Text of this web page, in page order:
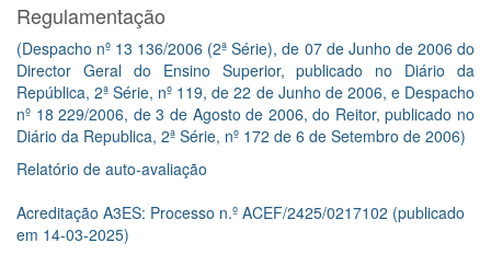
Regulamentação
(Despacho nº 13 136/2006 (2ª Série), de 07 de Junho de 2006 do
Director Geral do Ensino Superior, publicado no Diário da
República, 2ª Série, nº 119, de 22 de Junho de 2006, e Despacho
nº 18 229/2006, de 3 de Agosto de 2006, do Reitor, publicado no
Diário da Republica, 2ª Série, nº 172 de 6 de Setembro de 2006)
Relatório de auto-avaliação
Acreditação A3ES: Processo n.º ACEF/2425/0217102 (publicado
em 14-03-2025)